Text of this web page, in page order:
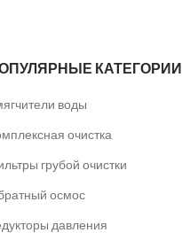
КАТЕГОРИИ
воды
очистка
грубой очистки
осмос
давления